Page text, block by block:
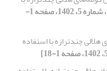
[دوره 17، شماره 5، 1402، صفحه 1-
چندترازه با استفاده